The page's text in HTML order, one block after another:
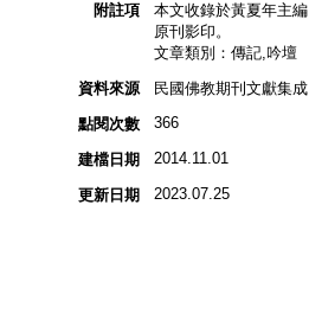
附註項
本文收錄於黃夏年主
原刊影印。
文章類別：傳記,吟壇
資料來源
民國佛教期刊文獻集
點閱次數
366
建檔日期 2014.11.01
更新日期 2023.07.25